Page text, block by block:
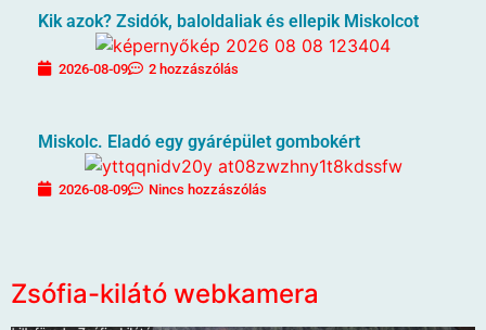
Kik azok? Zsidók, baloldaliak és ellepik Miskolcot
2026-08-09 2 hozzászólás
Miskolc. Eladó egy gyárépület gombokért
2026-08-09 Nincs hozzászólás
Zsófia-kilátó webkamera